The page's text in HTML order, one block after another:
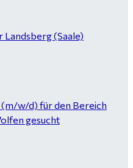
(Saale)
w/d) für den Bereich
gesucht